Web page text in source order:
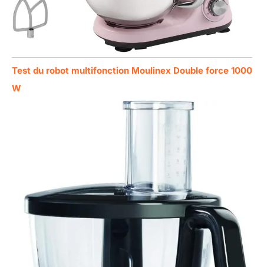
Test du robot multifonction Moulinex Double force 1000
W